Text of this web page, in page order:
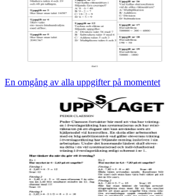
En omgång av alla uppgifter på momentet